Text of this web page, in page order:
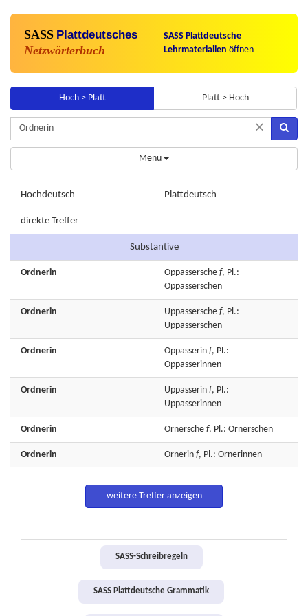
SASS Plattdeutsches
Netzwörterbuch
SASS Plattdeutsche
Lehrmaterialien öffnen
Hoch > Platt Platt > Hoch
×
Menü
Hochdeutsch Plattdeutsch
direkte Treffer
Substantive
Ordnerin Oppassersche f, Pl.:
Oppasserschen
Ordnerin Uppassersche f, Pl.:
Uppasserschen
Ordnerin Oppasserin f, Pl.:
Oppasserinnen
Ordnerin Uppasserin f, Pl.:
Uppasserinnen
Ordnerin Ornersche f, Pl.: Ornerschen
Ordnerin Ornerin f, Pl.: Ornerinnen
weitere Treffer anzeigen
SASS-Schreibregeln
SASS Plattdeutsche Grammatik